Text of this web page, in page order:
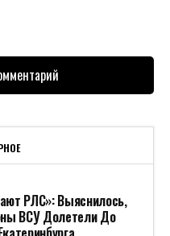
РЛС»: Выяснилось,
ВСУ Долетели До